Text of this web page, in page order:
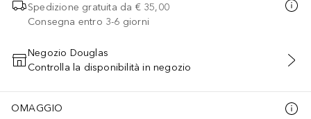
Spedizione gratuita da € 35,00
Consegna entro 3-6 giorni
AGGIUNGI AL CARRELLO
Negozio Douglas
Controlla la disponibilità in negozio
OMAGGIO